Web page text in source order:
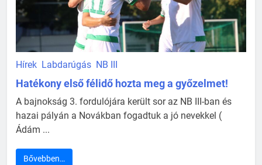
Hírek Labdarúgás NB III
Hatékony első félidő hozta meg a győzelmet!
A bajnokság 3. fordulójára került sor az NB III-ban és
hazai pályán a Novákban fogadtuk a jó nevekkel (
Ádám ...
Bővebben…